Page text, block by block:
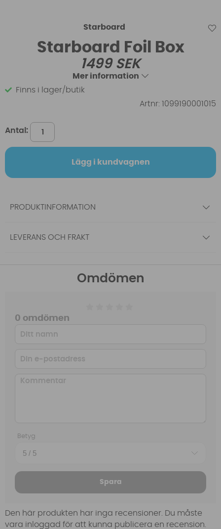
Starboard
Starboard Foil Box
1499SEK
Mer information
Finns i lager/butik
Artnr: 1099190001015
Antal:
Lägg i kundvagnen
PRODUKTINFORMATION
LEVERANS OCH FRAKT
Omdömen
0 omdömen
Betyg
Spara
Den här produkten har inga recensioner. Du måste
vara inloggad för att kunna publicera en recension.